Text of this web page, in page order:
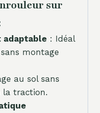
sur
: Idéal
montage
au sol sans
la traction.